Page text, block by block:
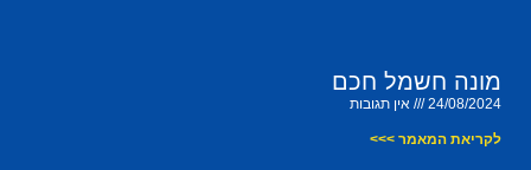
מונה חשמל חכם
24/08/2024 אין תגובות
לקריאת המאמר >>>